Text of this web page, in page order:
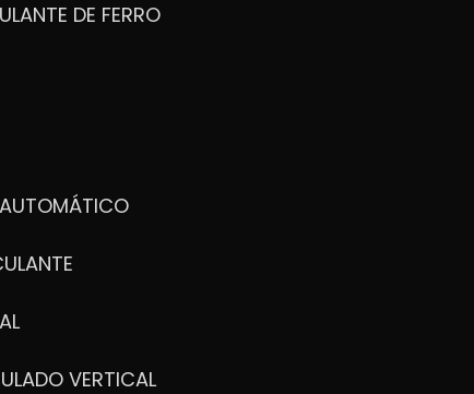
DE FERRO
AUTOMÁTICO
VERTICAL